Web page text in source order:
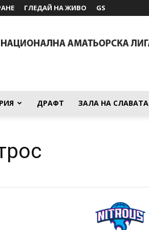
ГЛЕДАЙ НА ЖИВО GS
ДРАФТ ЗАЛА НА СЛАВАТА